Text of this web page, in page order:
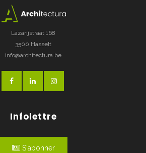
Lazarijstraat 168
3500 Hasselt
info@architectura.be
Infolettre
S'abonner